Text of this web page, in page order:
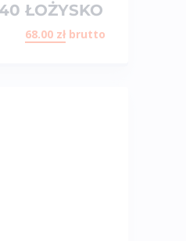
ŁOŻYSKO
POLARIS
68.00 zł brutto